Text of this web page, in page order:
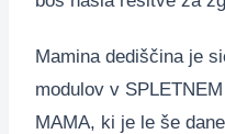
Mamina dediščina je
modulov v
MAMA, ki je le še